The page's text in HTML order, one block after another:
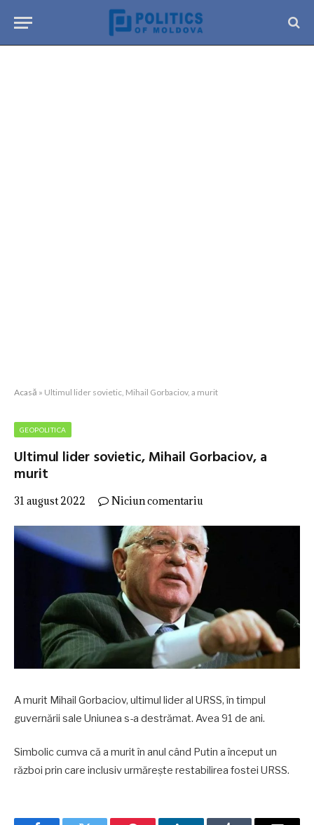
Acasă » Ultimul lider sovietic, Mihail Gorbaciov, a murit
GEOPOLITICA
Ultimul lider sovietic, Mihail Gorbaciov, a
murit
31 august 2022 Niciun comentariu
A murit Mihail Gorbaciov, ultimul lider al URSS, în timpul
guvernării sale Uniunea s-a destrămat. Avea 91 de ani.
Simbolic cumva că a murit în anul când Putin a început un
război prin care inclusiv urmărește restabilirea fostei URSS.